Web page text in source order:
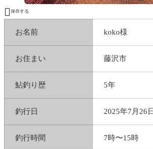
 保存する
お名前 koko様
お住まい 藤沢市
鮎釣り歴 5年
釣行日 2025年7月26日
釣行時間 7時〜15時